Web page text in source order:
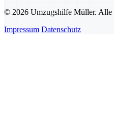
© 2026 Umzugshilfe Müller. Alle
Impressum Datenschutz